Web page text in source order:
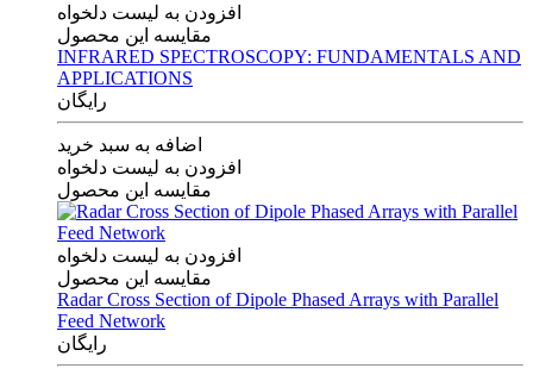
افزودن به لیست دلخواه
مقایسه این محصول
INFRARED SPECTROSCOPY: FUNDAMENTALS AND
APPLICATIONS
رایگان
اضافه به سبد خرید
افزودن به لیست دلخواه
مقایسه این محصول
افزودن به لیست دلخواه
مقایسه این محصول
Radar Cross Section of Dipole Phased Arrays with Parallel
Feed Network
رایگان